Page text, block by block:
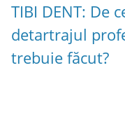
TIBI DENT: De
detartrajul
trebuie făcut?